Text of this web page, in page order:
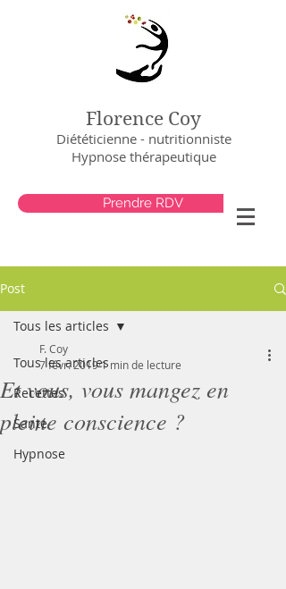
Florence Coy
Diététicienne - nutritionniste
Hypnose thérapeutique
Prendre RDV
Post
Tous les articles
Recettes
Santé
Hypnose
Tous les articles
Et vous, vous mangez en
pleine conscience ?
F. Coy
7 févr. 20191 min de lecture